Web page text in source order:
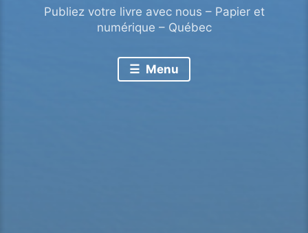
Publiez votre livre avec nous – Papier et
numérique – Québec
Menu